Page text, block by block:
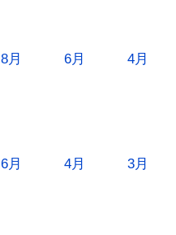
8月 6月
4月
6月 4月
3月